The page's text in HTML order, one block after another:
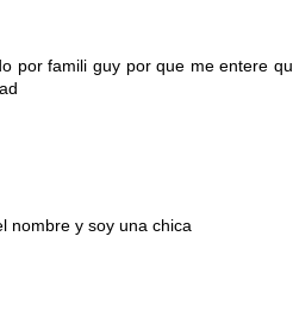
por famili guy por que me entere
nombre y soy una chica